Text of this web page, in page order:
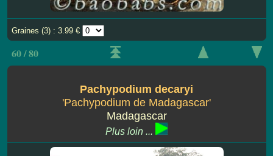
Graines (3) : 3.99 €
60 / 80
Pachypodium decaryi
'Pachypodium de Madagascar'
Madagascar
Plus loin ...